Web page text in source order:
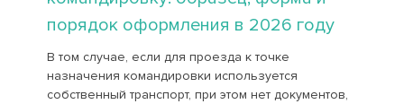
порядок оформления в 2026 году
В том случае, если для проезда к точке
назначения командировки используется
собственный транспорт, при этом нет документов,